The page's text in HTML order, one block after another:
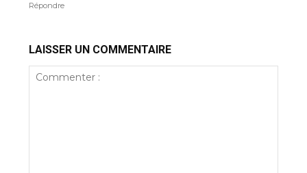
Répondre
LAISSER UN COMMENTAIRE